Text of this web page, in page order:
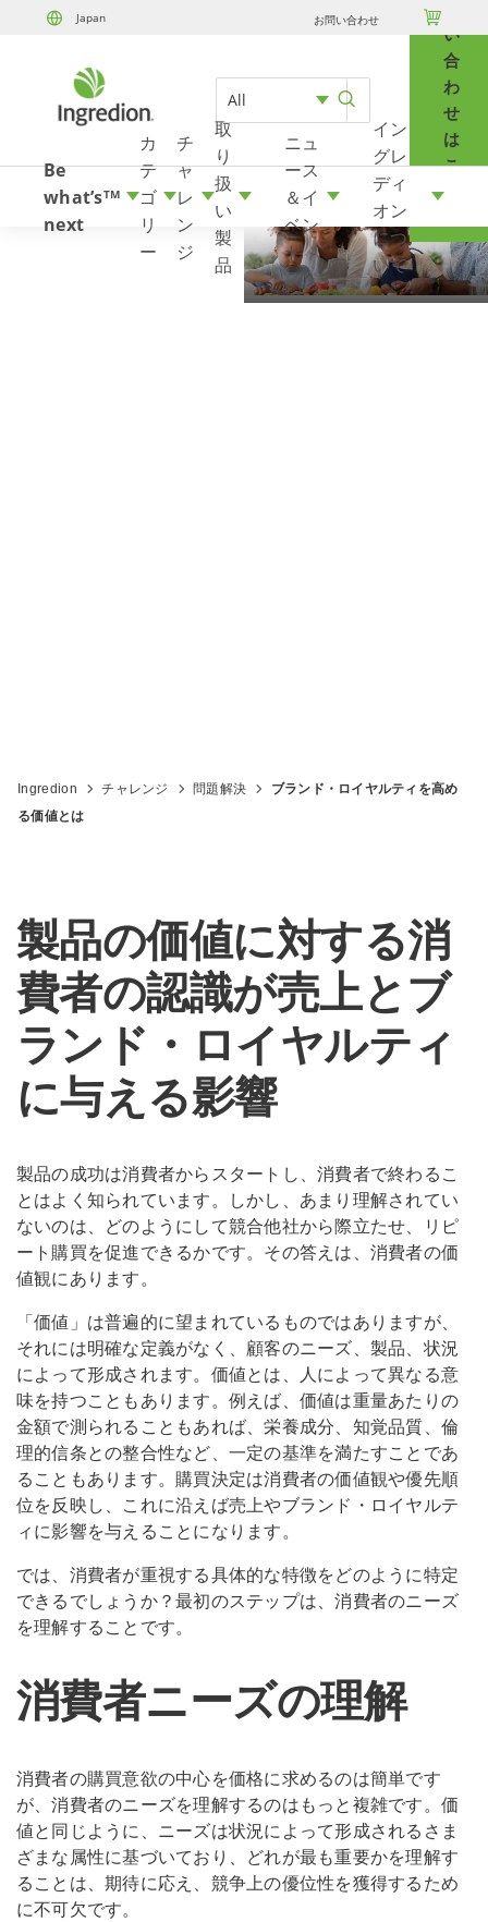
Japan お問い合わせ 
All
い
合
わ
せ
は
こ
ち
Be
what’s
next
TM
カ
テ
ゴ
リ
ー
チ
ャ
レ
ン
ジ
取
り
扱
い
製
品
ニュ
ース
＆イ
ベン
ト
イン
グレ
ディ
オン
につ
いて
Ingredion チャレンジ 問題解決
ブランド・ロイヤルティを高め
る価値とは
製品の価値に対する消
費者の認識が売上とブ
ランド・ロイヤルティ
に与える影響
製品の成功は消費者からスタートし、消費者で終わるこ
とはよく知られています。しかし、あまり理解されてい
ないのは、どのようにして競合他社から際立たせ、リピ
ート購買を促進できるかです。その答えは、消費者の価
値観にあります。
「価値」は普遍的に望まれているものではありますが、
それには明確な定義がなく、顧客のニーズ、製品、状況
によって形成されます。価値とは、人によって異なる意
味を持つこともあります。例えば、価値は重量あたりの
金額で測られることもあれば、栄養成分、知覚品質、倫
理的信条との整合性など、一定の基準を満たすことであ
ることもあります。購買決定は消費者の価値観や優先順
位を反映し、これに沿えば売上やブランド・ロイヤルテ
ィに影響を与えることになります。
では、消費者が重視する具体的な特徴をどのように特定
できるでしょうか？最初のステップは、消費者のニーズ
を理解することです。
消費者ニーズの理解
消費者の購買意欲の中心を価格に求めるのは簡単です
が、消費者のニーズを理解するのはもっと複雑です。価
値と同じように、ニーズは状況によって形成されるさま
ざまな属性に基づいており、どれが最も重要かを理解す
ることは、期待に応え、競争上の優位性を獲得するため
に不可欠です。